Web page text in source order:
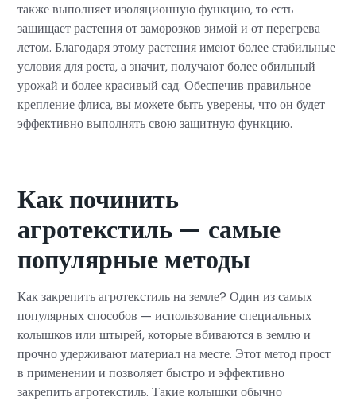
также выполняет изоляционную функцию, то есть
защищает растения от заморозков зимой и от перегрева
летом. Благодаря этому растения имеют более стабильные
условия для роста, а значит, получают более обильный
урожай и более красивый сад. Обеспечив правильное
крепление флиса, вы можете быть уверены, что он будет
эффективно выполнять свою защитную функцию.
Как починить
агротекстиль — самые
популярные методы
Как закрепить агротекстиль на земле? Один из самых
популярных способов — использование специальных
колышков или штырей, которые вбиваются в землю и
прочно удерживают материал на месте. Этот метод прост
в применении и позволяет быстро и эффективно
закрепить агротекстиль. Такие колышки обычно